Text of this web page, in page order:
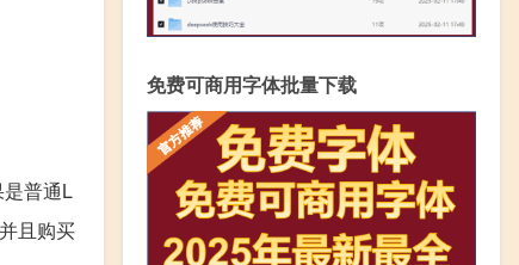
普通L
且购买
免费可商用字体批量下载